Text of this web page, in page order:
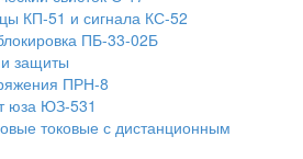
КП-51 и сигнала КС-52
ПБ-33-02Б
защиты
ПРН-8
юза ЮЗ-531
токовые с дистанционным